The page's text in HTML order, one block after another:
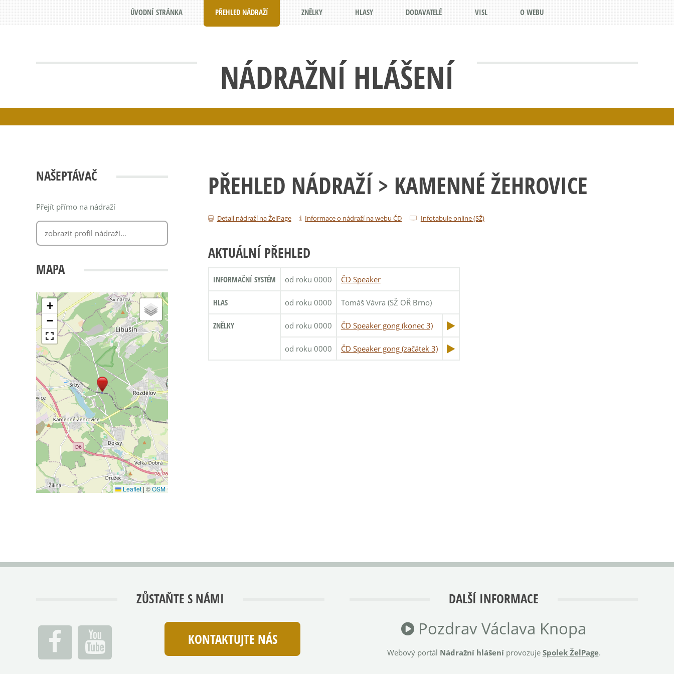
NÁDRAŽNÍ HLÁŠENÍ
ÚVODNÍ STRÁNKA PŘEHLED NÁDRAŽÍ ZNĚLKY HLASY DODAVATELÉ VISL O WEBU
NAŠEPTÁVAČ
Přejít přímo na nádraží
MAPA
+
−
Leaflet | ©OSM
PŘEHLED NÁDRAŽÍ > KAMENNÉ ŽEHROVICE
Detail nádraží na ŽelPage Informace o nádraží na webu ČD Infotabule online (SŽ)
AKTUÁLNÍ PŘEHLED
INFORMAČNÍ SYSTÉM od roku 0000 ČD Speaker
HLAS od roku 0000 Tomáš Vávra (SŽ OŘ Brno)
ZNĚLKY od roku 0000 ČD Speaker gong (konec 3)
od roku 0000 ČD Speaker gong (začátek 3)
ZŮSTAŇTE S NÁMI
KONTAKTUJTE NÁS
DALŠÍ INFORMACE
Pozdrav Václava Knopa
Webový portál Nádražní hlášeníprovozuje Spolek ŽelPage.